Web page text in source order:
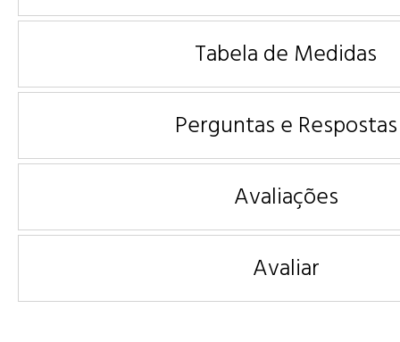
Tabela de Medidas
Perguntas e Respostas
Avaliações
Avaliar